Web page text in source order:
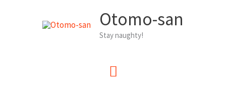
Otomo-san
Stay naughty!
Hauptmenü